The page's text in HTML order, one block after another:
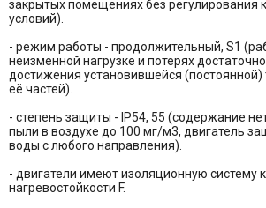
закрытых помещениях без регулирования
условий).
- режим работы - продолжительный, S1
неизменной нагрузке и потерях
достижения установившейся (постоянной)
её частей).
- степень защиты - IP54, 55 (содержание
пыли в воздухе до 100 мг/м3, двигатель
воды с любого направления).
- двигатели имеют изоляционную систему
нагревостойкости F.